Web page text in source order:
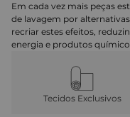
Em cada vez mais peças
de lavagem por
recriar estes efeitos,
energia e produtos
Tecidos Exclusivos